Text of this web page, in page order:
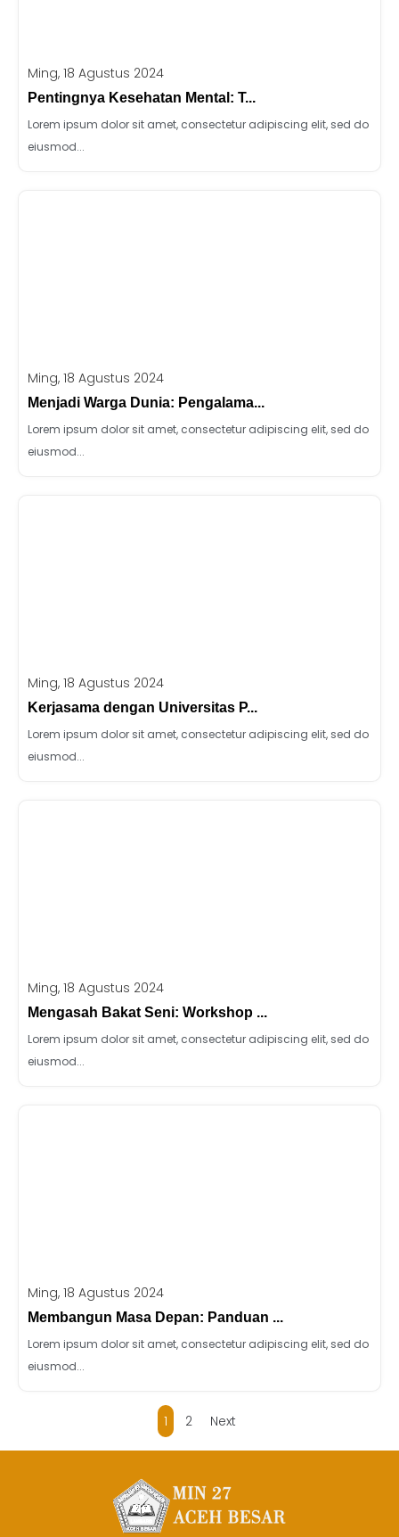
Ming, 18 Agustus 2024
Pentingnya Kesehatan Mental: T...
Lorem ipsum dolor sit amet, consectetur adipiscing elit, sed do
eiusmod...
Ming, 18 Agustus 2024
Menjadi Warga Dunia: Pengalama...
Lorem ipsum dolor sit amet, consectetur adipiscing elit, sed do
eiusmod...
Ming, 18 Agustus 2024
Kerjasama dengan Universitas P...
Lorem ipsum dolor sit amet, consectetur adipiscing elit, sed do
eiusmod...
Ming, 18 Agustus 2024
Mengasah Bakat Seni: Workshop ...
Lorem ipsum dolor sit amet, consectetur adipiscing elit, sed do
eiusmod...
Ming, 18 Agustus 2024
Membangun Masa Depan: Panduan ...
Lorem ipsum dolor sit amet, consectetur adipiscing elit, sed do
eiusmod...
1 2 Next